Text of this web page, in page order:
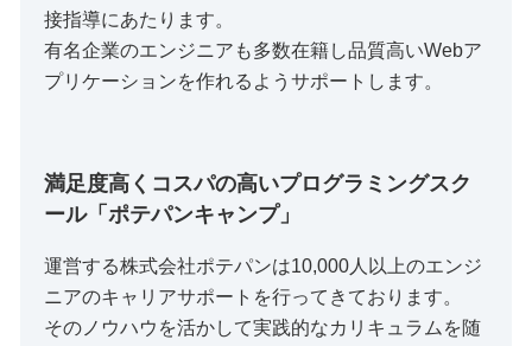
接指導にあたります。
有名企業のエンジニアも多数在籍し品質高いWebア
プリケーションを作れるようサポートします。
満足度高くコスパの高いプログラミングスク
ール「ポテパンキャンプ」
運営する株式会社ポテパンは10,000人以上のエンジ
ニアのキャリアサポートを行ってきております。
そのノウハウを活かして実践的なカリキュラムを随